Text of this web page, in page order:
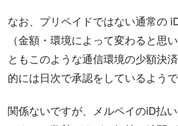
なお、プリペイドではない通常の
（金額・環境によって変わると思
ともこのような通信環境の少額決
的には日次で承認をしているようで
関係ないですが、メルペイのiD払